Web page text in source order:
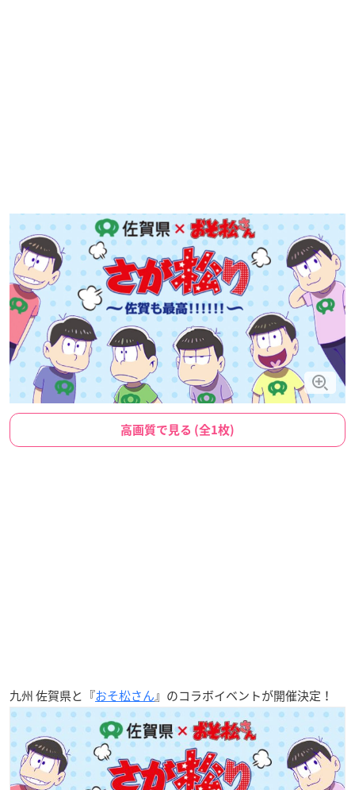
高画質で見る (全1枚)
九州 佐賀県と『おそ松さん』のコラボイベントが開催決定！